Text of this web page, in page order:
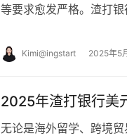
等要求愈发严格。渣打
Kimi@ingstart 2025年5
2025年渣打银行美
无论是海外留学、跨境